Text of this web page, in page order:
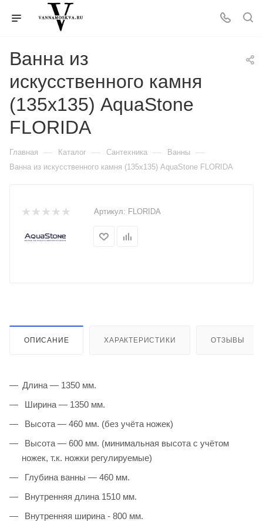
Ванна из
искусственного камня
(135х135) AquaStone
FLORIDA
Главная — Каталог — Сантехника — Ванны —
Ванна из искусственного камня (135х135) AquaStone FLORIDA
Артикул: FLORIDA
ОПИСАНИЕ ХАРАКТЕРИСТИКИ ОТЗЫВЫ
Длина — 1350 мм.
Ширина — 1350 мм.
Высота — 460 мм. (без учёта ножек)
Высота — 600 мм. (минимальная высота с учётом
ножек, т.к. ножки регулируемые)
Глубина ванны — 460 мм.
Внутренняя длина 1510 мм.
Внутренняя ширина - 800 мм.